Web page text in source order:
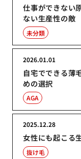
仕事ができない
ない生産性の敵
未分類
自宅でできる薄
めの選択
2026.01.01
AGA
女性にも起こる
2025.12.28
抜け毛